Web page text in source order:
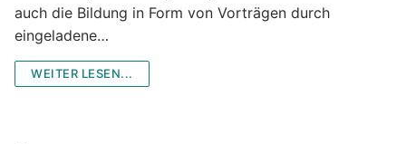
auch die Bildung in Form von Vorträgen durch
eingeladene…
WEITER LESEN...